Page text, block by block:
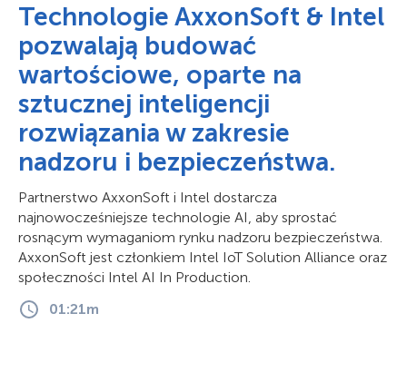
Technologie AxxonSoft & Intel
pozwalają budować
wartościowe, oparte na
sztucznej inteligencji
rozwiązania w zakresie
nadzoru i bezpieczeństwa.
Partnerstwo AxxonSoft i Intel dostarcza
najnowocześniejsze technologie AI, aby sprostać
rosnącym wymaganiom rynku nadzoru bezpieczeństwa.
AxxonSoft jest członkiem Intel IoT Solution Alliance oraz
społeczności Intel AI In Production.
01:21m